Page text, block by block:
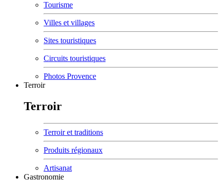
Tourisme
Villes et villages
Sites touristiques
Circuits touristiques
Photos Provence
Terroir
Terroir
Terroir et traditions
Produits régionaux
Artisanat
Gastronomie